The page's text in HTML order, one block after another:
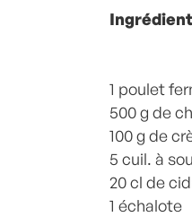
1 poulet
500 g de
100 g de
5 cuil. à
20 cl de
1 échalote